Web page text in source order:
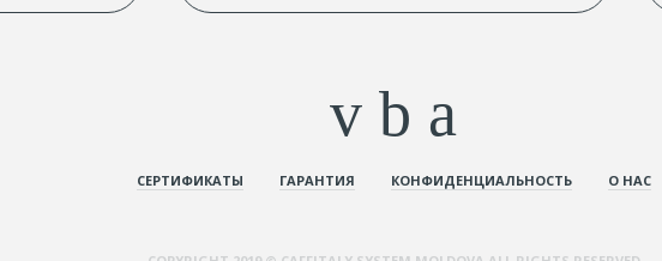
СЕРТИФИКАТЫ ГАРАНТИЯ КОНФИДЕНЦИАЛЬНОСТЬ О НАС